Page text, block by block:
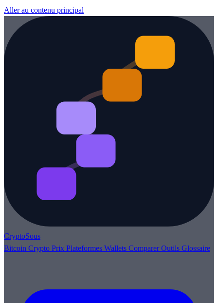
Aller au contenu principal
CryptoSous
Bitcoin Crypto Prix Plateformes Wallets ComparerOutils Glossaire